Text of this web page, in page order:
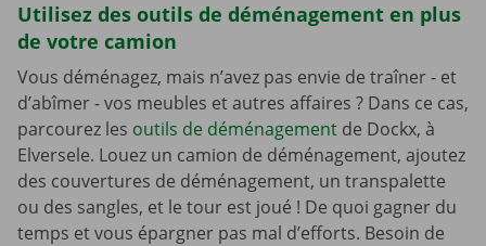
Utilisez des outils de déménagement en plus
de votre camion
Vous déménagez, mais n’avez pas envie de traîner - et
d’abîmer - vos meubles et autres affaires ? Dans ce cas,
parcourez les outils de déménagement de Dockx, à
Elversele. Louez un camion de déménagement, ajoutez
des couvertures de déménagement, un transpalette
ou des sangles, et le tour est joué ! De quoi gagner du
temps et vous épargner pas mal d’efforts. Besoin de